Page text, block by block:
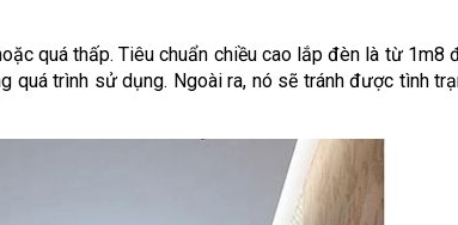
quá thấp. Tiêu chuẩn chiều cao lắp đèn là từ 1m8
quá trình sử dụng. Ngoài ra, nó sẽ tránh được tình